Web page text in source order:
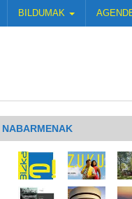
BILDUMAK
NABARMENAK